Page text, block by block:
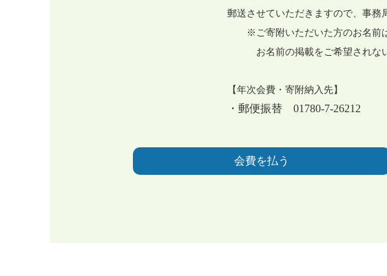
郵送させていただきますので、事務
※ご寄附いただいた方のお名前は
お名前の掲載をご希望されない
【年次会費・寄附納入先】
・郵便振替 01780-7-26212
会費を払う